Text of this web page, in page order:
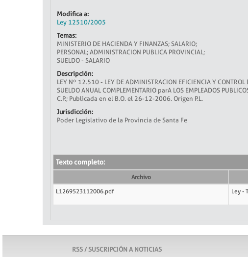
Modifica a:
Ley 12510/2005
Temas:
MINISTERIO DE HACIENDA Y FINANZAS; SALARIO;
PERSONAL; ADMINISTRACION PUBLICA PROVINCIAL;
SUELDO - SALARIO
Descripción:
LEY Nº 12.510 - LEY DE ADMINISTRACION EFICIENCIA Y CONTROL
SUELDO ANUAL COMPLEMENTARIO parA LOS EMPLEADOS
C.P.; Publicada en el B.O. el 26-12-2006. Origen P.L.
Jurisdicción:
Poder Legislativo de la Provincia de Santa Fe
Texto completo:
Archivo
L1269523112006.pdf
Ley -
RSS / SUSCRIPCIÓN A NOTICIAS